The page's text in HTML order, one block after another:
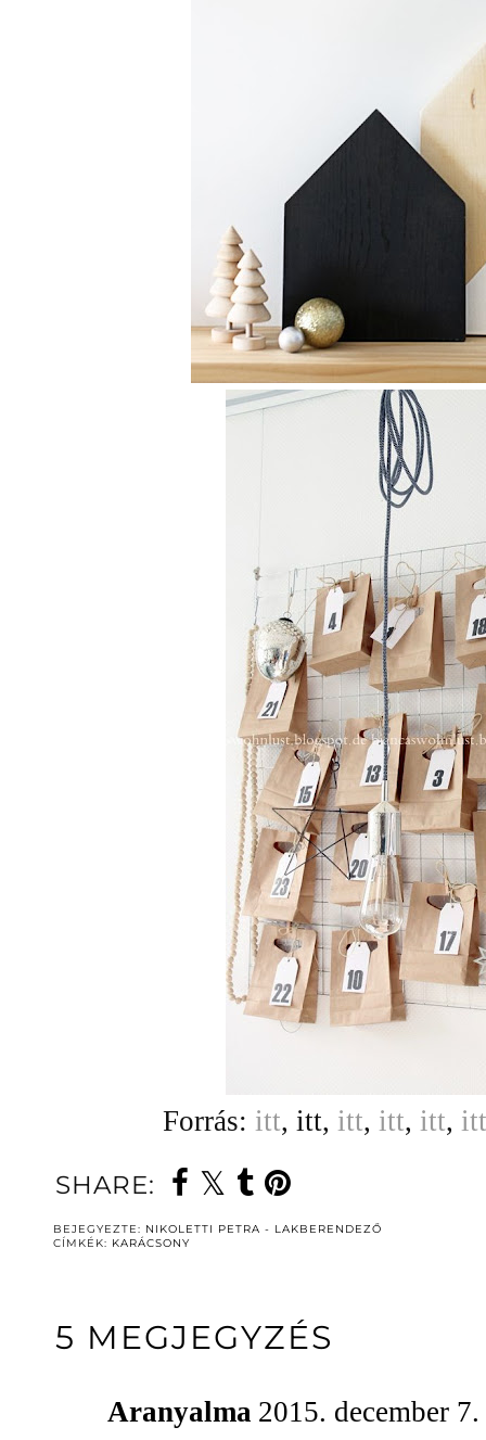
Forrás: itt, itt, itt, itt, itt, itt
SHARE:
BEJEGYEZTE: NIKOLETTI PETRA - LAKBERENDEZŐ
CÍMKÉK: KARÁCSONY
5 MEGJEGYZÉS
Aranyalma 2015. december